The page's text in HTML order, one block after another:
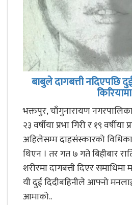
बाबुले दागबत्ती नदिएपछि
किरियामा
भक्तपुर, चाँगुनारायण
२३ वर्षीया प्रभा गिरी र १९ वर्षीया
अहिलेसम्म दाहसंस्कारको
थिएन । तर गत ७ गते बिहीबार
शरीरमा दागबत्ती दिएर समाधिमा
यी दुई दिदीबहिनीले आफ्नो
आमाको..